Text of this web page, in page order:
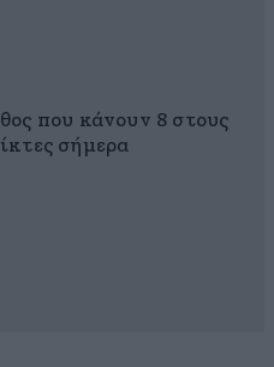
που κάνουν 8 στους
σήμερα